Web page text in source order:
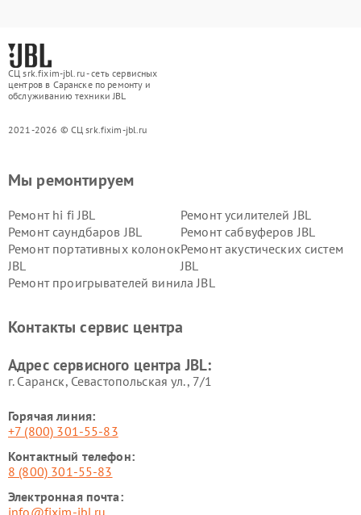
СЦ srk.fixim-jbl.ru - сеть сервисных
центров в Саранске по ремонту и
обслуживанию техники JBL
2021-2026 © СЦ srk.fixim-jbl.ru
Мы ремонтируем
Ремонт hi fi JBL
Ремонт усилителей JBL
Ремонт саундбаров JBL
Ремонт сабвуферов JBL
Ремонт портативных колонок
JBL
Ремонт акустических систем
JBL
Ремонт проигрывателей винила JBL
Контакты сервис центра
Адрес сервисного центра JBL:
г. Саранск, Севастопольская ул., 7/1
Горячая линия:
+7 (800) 301-55-83
Контактный телефон:
8 (800) 301-55-83
Электронная почта:
info@fixim-jbl.ru